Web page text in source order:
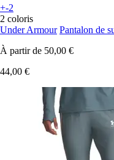
+-2
2 coloris
Under Armour Pantalon de
À partir de 50,00 €
44,00 €